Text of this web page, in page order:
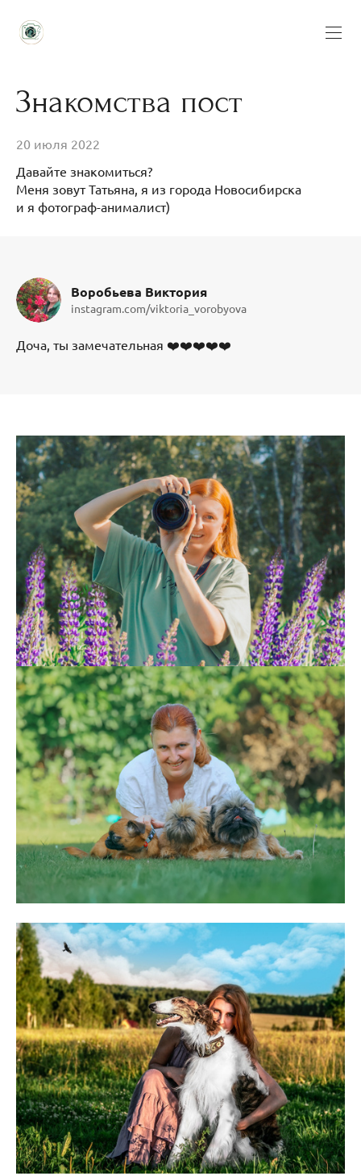
Знакомства пост
20 июля 2022
Давайте знакомиться?
Меня зовут Татьяна, я из города Новосибирска
и я фотограф-анималист)
Воробьева Виктория
instagram.com/viktoria_vorobyova
Доча, ты замечательная ❤️❤️❤️❤️❤️